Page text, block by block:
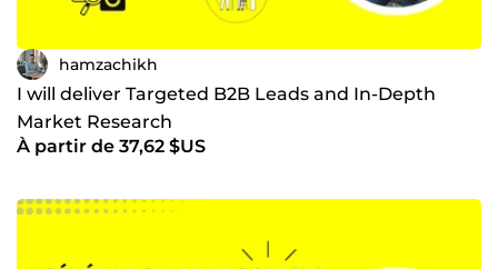
passez commande directement, et faisons avancer vos
hamzachikh
I will deliver Targeted B2B Leads and In-Depth
Market Research
À partir de 37,62 $US